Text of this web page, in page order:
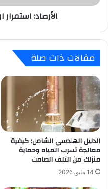
الأرصاد: استمرار
مقالات ذات صلة
الدليل الهندسي الشامل: كيفية
معالجة تسرب المياه وحماية
منزلك من التلف الصامت
14 مايو، 2026